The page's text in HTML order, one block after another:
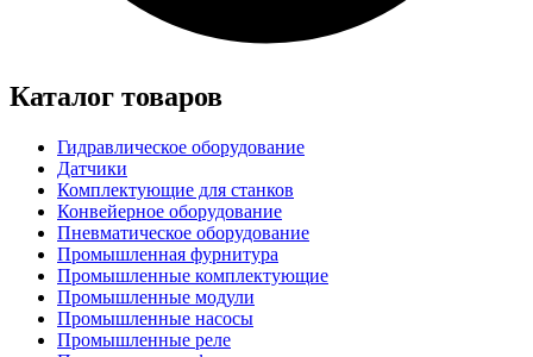
Каталог товаров
Гидравлическое оборудование
Датчики
Комплектующие для станков
Конвейерное оборудование
Пневматическое оборудование
Промышленная фурнитура
Промышленные комплектующие
Промышленные модули
Промышленные насосы
Промышленные реле